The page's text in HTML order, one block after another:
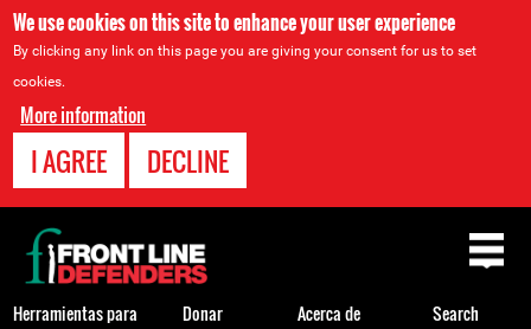
We use cookies on this site to enhance your user experience
By clicking any link on this page you are giving your consent for us to set
cookies.
More information
I AGREE DECLINE
Back
to
top
Herramientas para
Donar Acerca de Search